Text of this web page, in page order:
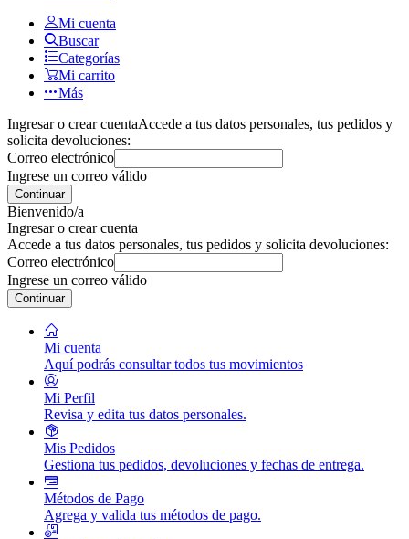
Mi cuenta
Buscar
Categorías
Mi carrito
Más
Ingresar o crear cuentaAccede a tus datos personales, tus pedidos y
solicita devoluciones:
Correo electrónico
Ingrese un correo válido
Continuar
Bienvenido/a
Ingresar o crear cuenta
Accede a tus datos personales, tus pedidos y solicita devoluciones:
Correo electrónico
Ingrese un correo válido
Continuar
Mi cuenta
Aquí podrás consultar todos tus movimientos
Mi Perfil
Revisa y edita tus datos personales.
Mis Pedidos
Gestiona tus pedidos, devoluciones y fechas de entrega.
Métodos de Pago
Agrega y valida tus métodos de pago.